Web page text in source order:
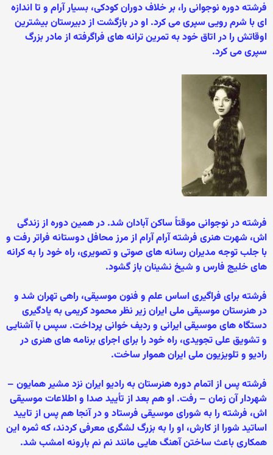
فرشته دوره نوجوانی را، بر خلاف دوران کودکی، بسیار آرام و تا اندازه
ای با شرم رویی سپری می کرد. او در بازگشت از دبيرستان بيشترين
اوقاتش را در اتاق خود به تمرين ترانه های فراگرفته از مادر بزرگ
سپری می کرد.
فرشته در نوجوانی موقتاً ساکن آبادان شد. در همين دوره از زندگی
اش، شهرت هنری فرشته آرام آرام از مرز محافل دوستانه فراتر رفت و
با جلب توجه مديران رسانه های صوتی و تصويری، راه خود را به کرانه
های خليج فارس و شيخ نشينان باز گشود.
فرشته برای فراگيری اساس علم و فنون موسيقی، راهی تهران شد و
در هنرستان موسيقی ملی ايران زير نظر محمود کريمی به یادگیری
دستگاه های موسيقی ايرانی و ردیف خوانی پرداخت. سپس با آشنایی
و تشویق علی تجویدی، راه خود را برای اجرای برنامه های هنری در
راديو و تلويزيون ملی ايران هموار ساخت.
فرشته پس از اتمام دوره هنرستان به راديو ايران نزد مشير همايون –
شهردار آن زمان – رفت. او هم بعد از تأييد صدا و اطلاعات موسيقی
اش، فرشته را به شورای موسيقی فرستاد و در آنجا هم پس از تاييد
اساتيد شورا از کارش، او را به بزرگ لشگری معرفی کردند، که ثمره اين
همکاری باعث ساختن آهنگ هايی مانند نم نم بارونه امشب شد.